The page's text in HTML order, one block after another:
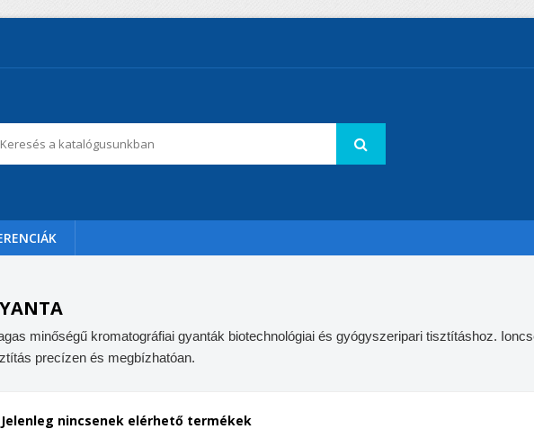
minőségű kromatográfiai gyanták biotechnológiai és gyógyszeripari tisztításhoz.
precízen és megbízhatóan.
Jelenleg nincsenek elérhető termékek